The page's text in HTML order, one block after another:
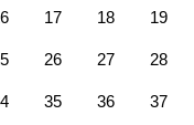
17 18 19
26 27 28
35 36 37